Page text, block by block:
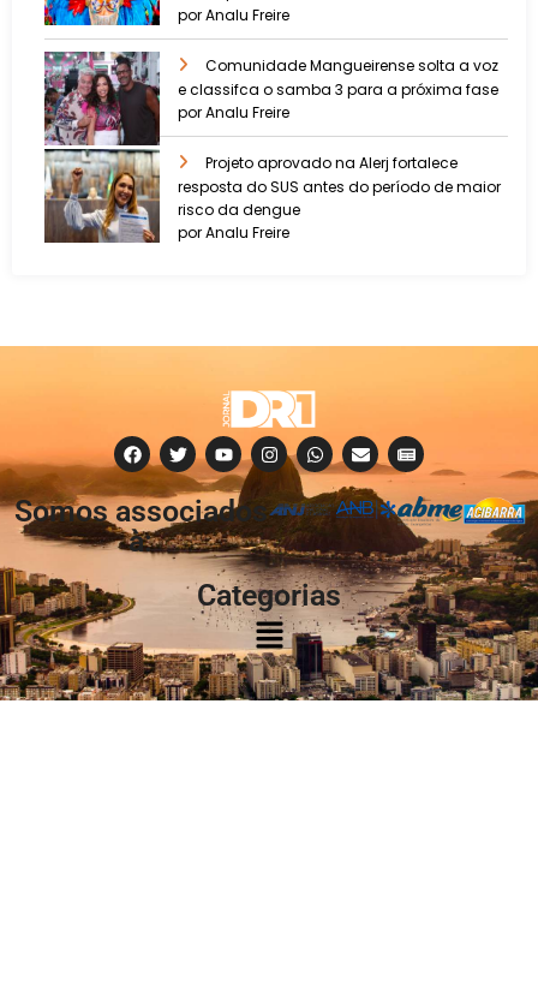
por Analu Freire
Comunidade Mangueirense solta a voz
e classifca o samba 3 para a próxima fase
por Analu Freire
Projeto aprovado na Alerj fortalece
resposta do SUS antes do período de maior
risco da dengue
por Analu Freire
Somos associados
à:
Categorias